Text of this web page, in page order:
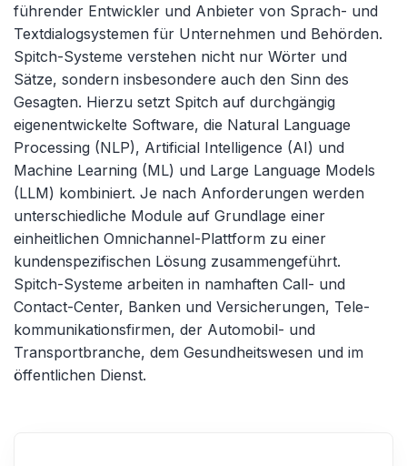
führender Entwickler und Anbieter von Sprach- und
Textdialogsystemen für Unternehmen und Behörden.
Spitch-Systeme verstehen nicht nur Wörter und
Sätze, sondern insbesondere auch den Sinn des
Gesagten. Hierzu setzt Spitch auf durchgängig
eigenentwickelte Software, die Natural Language
Processing (NLP), Artificial Intelligence (AI) und
Machine Learning (ML) und Large Language Models
(LLM) kombiniert. Je nach Anforderungen werden
unterschiedliche Module auf Grundlage einer
einheitlichen Omnichannel-Plattform zu einer
kundenspezifischen Lösung zusammengeführt.
Spitch-Systeme arbeiten in namhaften Call- und
Contact-Center, Banken und Versicherungen, Tele­
kommunikations­firmen, der Automobil- und
Transport­branche, dem Gesundheitswesen und im
öffentlichen Dienst.